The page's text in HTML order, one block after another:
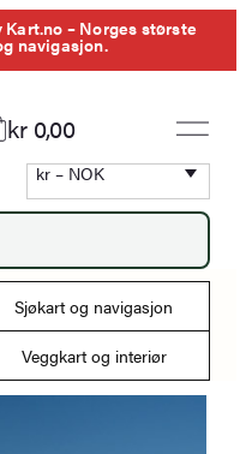
– Norges største
navigasjon.
kr 0,00
kr – NOK
Sjøkart og navigasjon
Veggkart og interiør